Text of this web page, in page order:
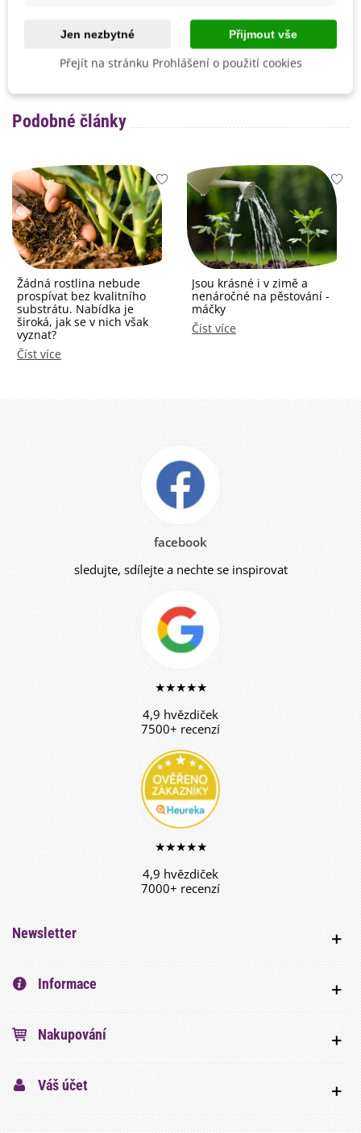
168 Kč
Přidat do košíku
Podobné články
Žádná rostlina nebude
prospívat bez kvalitního
substrátu. Nabídka je
široká, jak se v nich však
vyznat?
Číst více
Jsou krásné i v zimě a
nenáročné na pěstování -
máčky
Číst více
facebook
sledujte, sdílejte a nechte se inspirovat
★★★★★
4,9 hvězdiček
7500+ recenzí
★★★★★
4,9 hvězdiček
7000+ recenzí
Newsletter
Informace
Nakupování
Váš účet
Jen nezbytné Přijmout vše
Přejít na stránku Prohlášení o použití cookies